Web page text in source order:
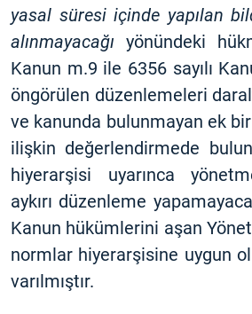
yasal süresi içinde yapılan
alınmayacağı yönündeki
Kanun m.9 ile 6356 sayılı
öngörülen düzenlemeleri
ve kanunda bulunmayan ek
ilişkin değerlendirmede
hiyerarşisi uyarınca
aykırı düzenleme
Kanun hükümlerini aşan
normlar hiyerarşisine uygun
varılmıştır.